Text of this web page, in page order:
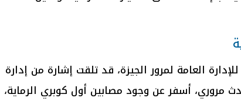
العامة لمرور الجيزة، قد تلقت إشارة من إدارة
مروري، أسفر عن وجود مصابين أول كوبري الرماية،